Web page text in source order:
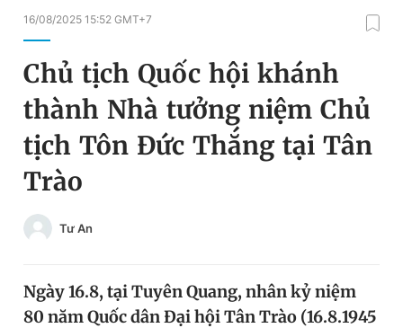
Chuyên mục
Chuyên mục khác
Chào ngày mới
Tin thị trường
Video Magazine
Đổi mật khẩu
Tin đã lưu
16/08/2025 15:52 GMT+7
Chủ tịch Quốc hội khánh
thành Nhà tưởng niệm Chủ
tịch Tôn Đức Thắng tại Tân
Trào
Tư An
Ngày 16.8, tại Tuyên Quang, nhân kỷ niệm
80 năm Quốc dân Đại hội Tân Trào (16.8.1945